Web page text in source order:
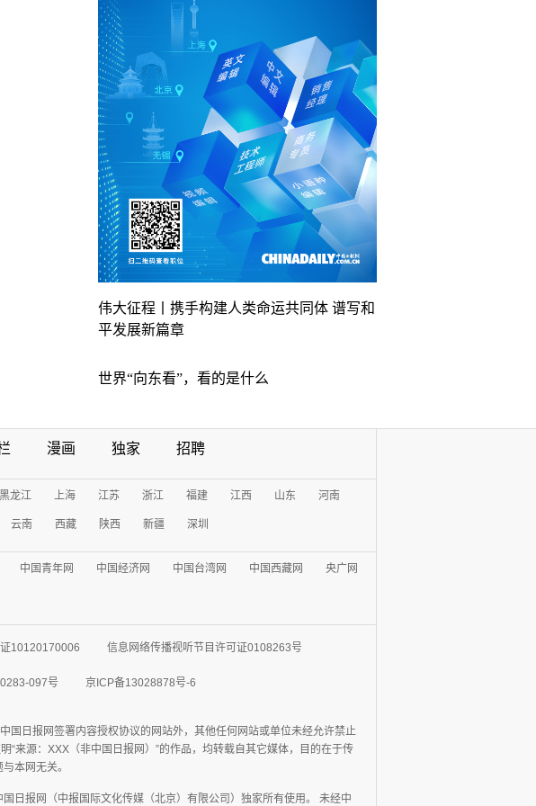
伟大征程丨携手构建人类命运共同体 谱写和
平发展新篇章
世界“向东看”，看的是什么
漫画 独家 招聘
黑龙江 上海 江苏 浙江 福建 江西 山东 河南
云南 西藏 陕西 新疆 深圳
中国青年网 中国经济网 中国台湾网 中国西藏网 央广网
10120170006 信息网络传播视听节目许可证0108263号
097号 京ICP备13028878号-6
国日报网签署内容授权协议的网站外，其他任何网站或单位未经允许禁止
来源：XXX（非中国日报网）”的作品，均转载自其它媒体，目的在于传
本网无关。
日报网（中报国际文化传媒（北京）有限公司）独家所有使用。 未经中